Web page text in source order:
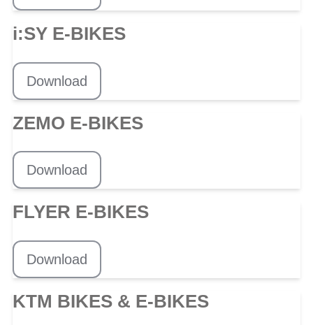
i:SY E-BIKES
Download
ZEMO E-BIKES
Download
FLYER E-BIKES
Download
KTM BIKES & E-BIKES